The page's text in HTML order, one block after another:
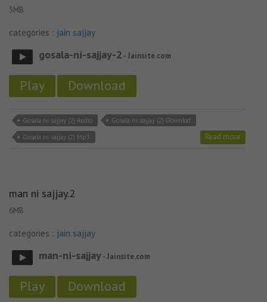
5MB
categories : jain sajjay
gosala-ni-sajjay-2 - Jainsite.com
Play Download
Gosala ni sajjay (2) Audio
Gosala ni sajjay (2) Downlod
Gosala ni sajjay (2) Mp3
Read more
man ni sajjay.2
6MB
categories : jain sajjay
man-ni-sajjay- Jainsite.com
Play Download